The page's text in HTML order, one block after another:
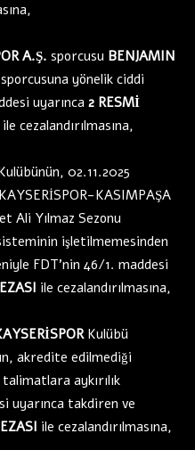
A.Ş. sporcusu BENJAMIN
yönelik ciddi
uyarınca 2 RESMİ
ile cezalandırılmasına,
02.11.2025
KASIMPAŞA
Ali Yılmaz Sezonu
işletilmemesinden
FDT’nin 46/1. maddesi
ile cezalandırılmasına,
Kulübü
akredite edilmediği
aykırılık
uyarınca takdiren ve
ile cezalandırılmasına,